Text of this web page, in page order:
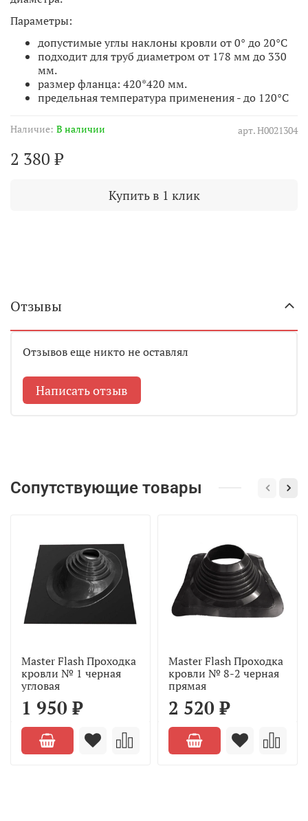
арт.Н0021304
Наличие: В наличии
2 380 ₽
Купить в 1 клик
Параметры:
допустимые углы наклоны кровли от 0° до 20°С
подходит для труб диаметром от 178 мм до 330
мм.
размер фланца: 420*420 мм.
предельная температура применения - до 120°С
Отзывы
Отзывов еще никто не оставлял
Написать отзыв
Сопутствующие товары
Master Flash Проходка
кровли № 1 черная
угловая
1 950 ₽
Master Flash Проходка
кровли № 8-2 черная
прямая
2 520 ₽